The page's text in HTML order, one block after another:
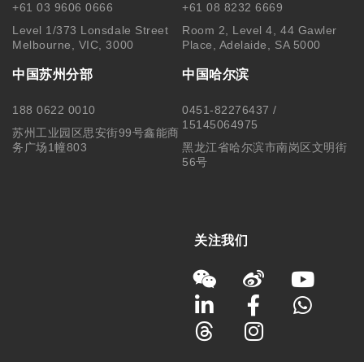
+61 03 9606 0666
Level 1/373 Lonsdale Street
Melbourne, VIC, 3000
+61 08 8232 6669
Room 2, Level 4, 44 Gawler
Place, Adelaide, SA 5000
中国苏州分部
188 0622 0010
苏州工业园区思安街99号鑫能商
务广场1幢803
中国哈尔滨
0451-82276437 /
15145064975
黑龙江省哈尔滨市南岗区文明街
56号
关注我们